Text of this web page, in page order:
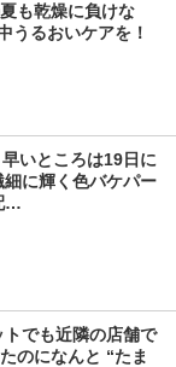
も乾燥に負けな
うるおいケアを！
いところは19日に
に輝く色バケパー
…
でも近隣の店舗で
のになんと “たま